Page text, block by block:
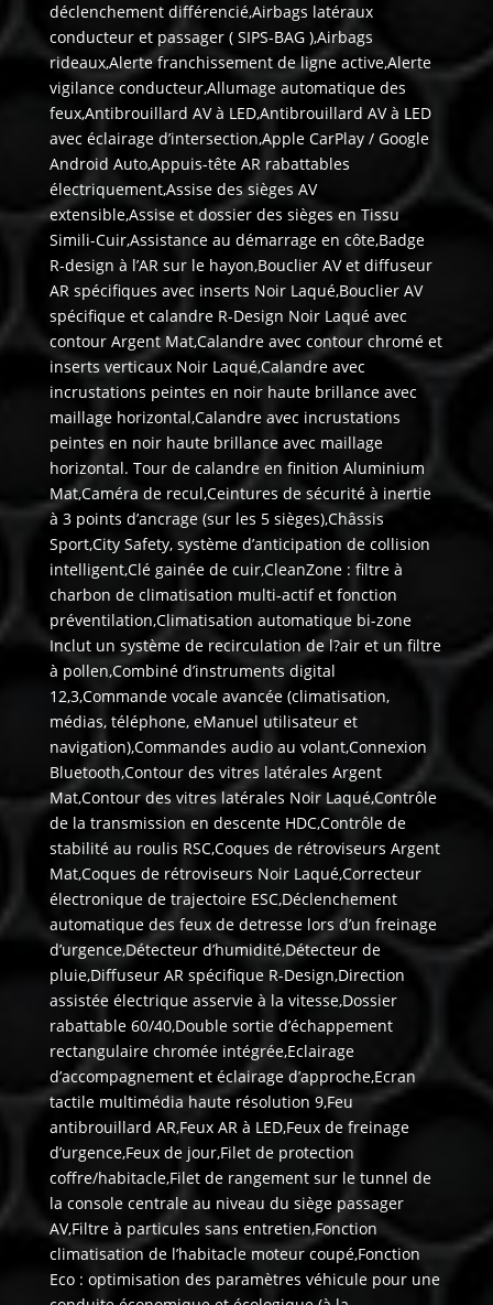
déclenchement différencié,Airbags latéraux
conducteur et passager ( SIPS-BAG ),Airbags
rideaux,Alerte franchissement de ligne active,Alerte
vigilance conducteur,Allumage automatique des
feux,Antibrouillard AV à LED,Antibrouillard AV à LED
avec éclairage d’intersection,Apple CarPlay / Google
Android Auto,Appuis-tête AR rabattables
électriquement,Assise des sièges AV
extensible,Assise et dossier des sièges en Tissu
Simili-Cuir,Assistance au démarrage en côte,Badge
R-design à l’AR sur le hayon,Bouclier AV et diffuseur
AR spécifiques avec inserts Noir Laqué,Bouclier AV
spécifique et calandre R-Design Noir Laqué avec
contour Argent Mat,Calandre avec contour chromé et
inserts verticaux Noir Laqué,Calandre avec
incrustations peintes en noir haute brillance avec
maillage horizontal,Calandre avec incrustations
peintes en noir haute brillance avec maillage
horizontal. Tour de calandre en finition Aluminium
Mat,Caméra de recul,Ceintures de sécurité à inertie
à 3 points d’ancrage (sur les 5 sièges),Châssis
Sport,City Safety, système d’anticipation de collision
intelligent,Clé gainée de cuir,CleanZone : filtre à
charbon de climatisation multi-actif et fonction
préventilation,Climatisation automatique bi-zone
Inclut un système de recirculation de l?air et un filtre
à pollen,Combiné d’instruments digital
12,3,Commande vocale avancée (climatisation,
médias, téléphone, eManuel utilisateur et
navigation),Commandes audio au volant,Connexion
Bluetooth,Contour des vitres latérales Argent
Mat,Contour des vitres latérales Noir Laqué,Contrôle
de la transmission en descente HDC,Contrôle de
stabilité au roulis RSC,Coques de rétroviseurs Argent
Mat,Coques de rétroviseurs Noir Laqué,Correcteur
électronique de trajectoire ESC,Déclenchement
automatique des feux de detresse lors d’un freinage
d’urgence,Détecteur d’humidité,Détecteur de
pluie,Diffuseur AR spécifique R-Design,Direction
assistée électrique asservie à la vitesse,Dossier
rabattable 60/40,Double sortie d’échappement
rectangulaire chromée intégrée,Eclairage
d’accompagnement et éclairage d’approche,Ecran
tactile multimédia haute résolution 9,Feu
antibrouillard AR,Feux AR à LED,Feux de freinage
d’urgence,Feux de jour,Filet de protection
coffre/habitacle,Filet de rangement sur le tunnel de
la console centrale au niveau du siège passager
AV,Filtre à particules sans entretien,Fonction
climatisation de l’habitacle moteur coupé,Fonction
Eco : optimisation des paramètres véhicule pour une